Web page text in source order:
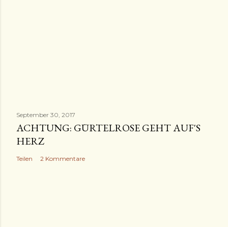
September 30, 2017
ACHTUNG: GÜRTELROSE GEHT AUF'S
HERZ
Teilen 2 Kommentare